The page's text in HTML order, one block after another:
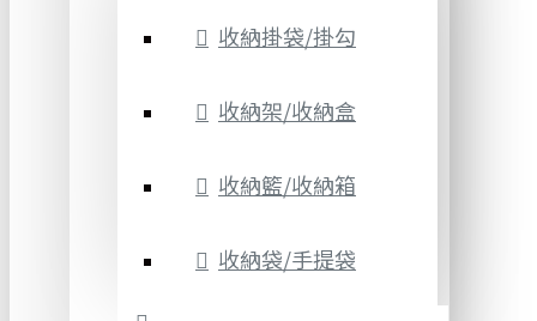
收納掛袋/掛勾
收納架/收納盒
收納籃/收納箱
收納袋/手提袋